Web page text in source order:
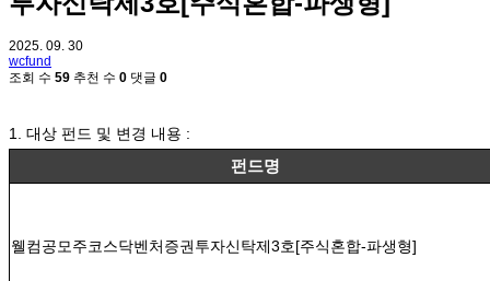
2025. 09. 30
wcfund
조회 수 59 추천 수 0 댓글 0
1. 대상 펀드 및 변경 내용 :
펀드명
웰컴공모주코스닥벤처증권투자신탁제3호[주식혼합-파생형]